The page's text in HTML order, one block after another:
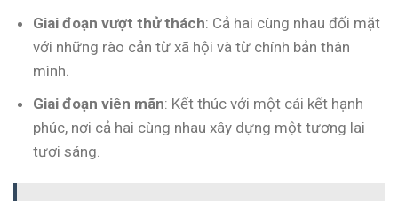
Giai đoạn vượt thử thách: Cả hai cùng nhau đối mặt
với những rào cản từ xã hội và từ chính bản thân
mình.
Giai đoạn viên mãn: Kết thúc với một cái kết hạnh
phúc, nơi cả hai cùng nhau xây dựng một tương lai
tươi sáng.